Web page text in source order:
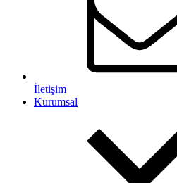
İletişim
Kurumsal